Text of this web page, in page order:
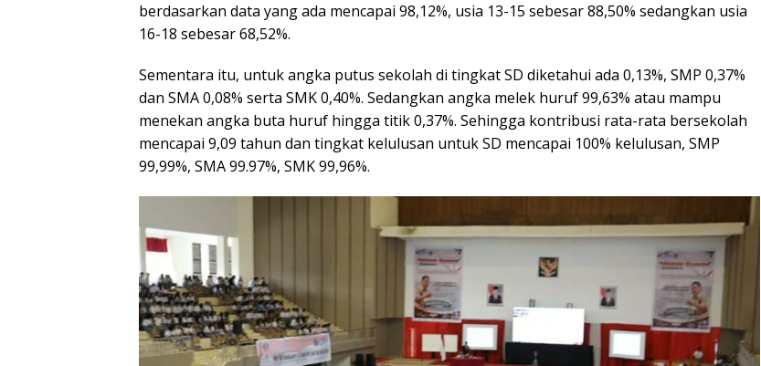
berdasarkan data yang ada mencapai 98,12%, usia 13-15 sebesar 88,50% sedangkan usia
16-18 sebesar 68,52%.
Sementara itu, untuk angka putus sekolah di tingkat SD diketahui ada 0,13%, SMP 0,37%
dan SMA 0,08% serta SMK 0,40%. Sedangkan angka melek huruf 99,63% atau mampu
menekan angka buta huruf hingga titik 0,37%. Sehingga kontribusi rata-rata bersekolah
mencapai 9,09 tahun dan tingkat kelulusan untuk SD mencapai 100% kelulusan, SMP
99,99%, SMA 99.97%, SMK 99,96%.